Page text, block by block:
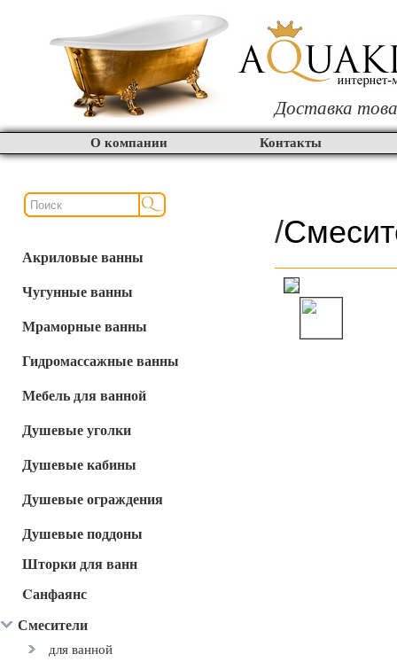
Доставка
О компании Контакты
Акриловые ванны
Чугунные ванны
Мраморные ванны
Гидромассажные ванны
Мебель для ванной
Душевые уголки
Душевые кабины
Душевые ограждения
Душевые поддоны
Шторки для ванн
Cанфаянс
Смесители
для ванной
/